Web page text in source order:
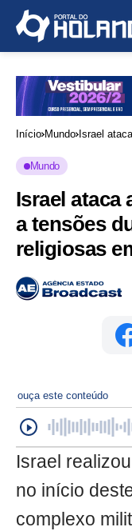
Início Mundo Israel
Mundo
Israel ataca
a tensões
religiosas
ouça este conteúdo
Israel
no início
complexo